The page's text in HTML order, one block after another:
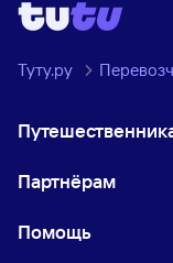
Туту.ру
Партнёрам
Помощь